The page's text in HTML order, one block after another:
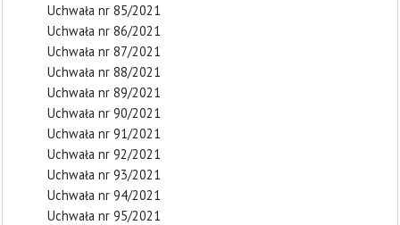
Uchwała nr 85/2021
Uchwała nr 86/2021
Uchwała nr 87/2021
Uchwała nr 88/2021
Uchwała nr 89/2021
Uchwała nr 90/2021
Uchwała nr 91/2021
Uchwała nr 92/2021
Uchwała nr 93/2021
Uchwała nr 94/2021
Uchwała nr 95/2021